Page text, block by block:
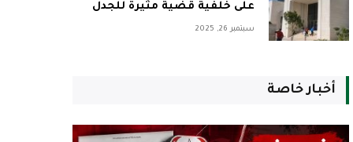
على خلفية قضية مثيرة للجدل
سبتمبر 26, 2025
أخبار خاصة